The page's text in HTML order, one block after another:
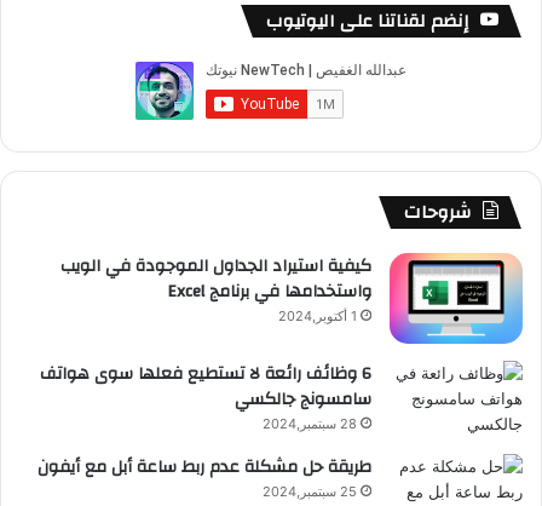
إنضم لقناتنا على اليوتيوب
شروحات
كيفية استيراد الجداول الموجودة في الويب
واستخدامها في برنامج Excel
1 أكتوبر,2024
6 وظائف رائعة لا تستطيع فعلها سوى هواتف
سامسونج جالكسي
28 سبتمبر,2024
طريقة حل مشكلة عدم ربط ساعة أبل مع أيفون
25 سبتمبر,2024